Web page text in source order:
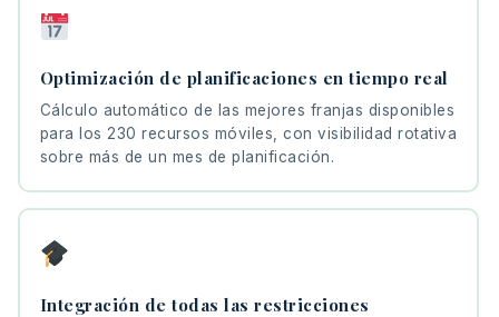
Optimización de planificaciones en tiempo real
Cálculo automático de las mejores franjas disponibles
para los 230 recursos móviles, con visibilidad rotativa
sobre más de un mes de planificación.
Integración de todas las restricciones